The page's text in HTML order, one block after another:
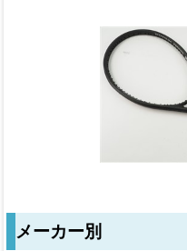
メーカー別